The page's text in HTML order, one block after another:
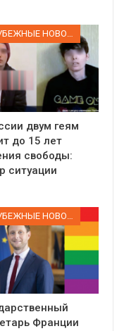
ЗАРУБЕЖНЫЕ НОВОСТИ
двум геям
до 15 лет
свободы:
ситуации
Франции